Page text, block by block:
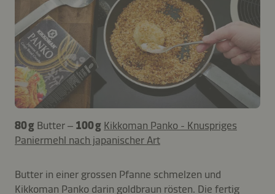
80 g Butter – 100 g Kikkoman Panko - Knuspriges
Paniermehl nach japanischer Art
Butter in einer grossen Pfanne schmelzen und
Kikkoman Panko darin goldbraun rösten. Die fertig